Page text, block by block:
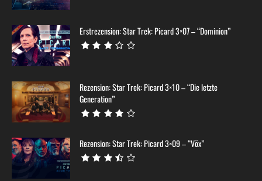
Erstrezension: Star Trek: Picard 3×07 – “Dominion”
Rezension: Star Trek: Picard 3×10 – “Die letzte
Generation”
Rezension: Star Trek: Picard 3×09 – “Võx”